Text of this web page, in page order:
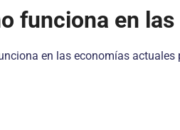
funciona en
en las economías